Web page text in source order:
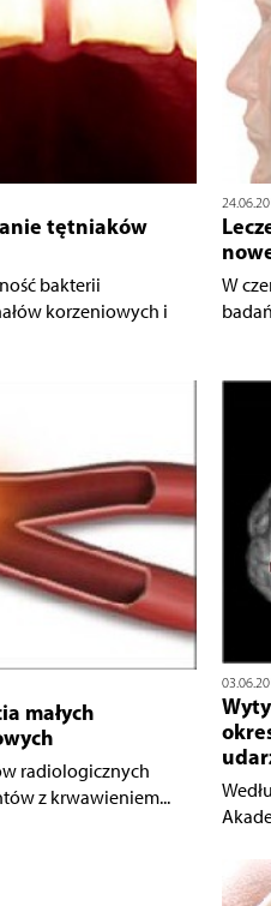
tętniaków
bakterii
korzeniowych i
W
małych
radiologicznych
z krwawieniem...